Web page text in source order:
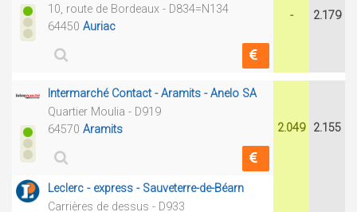
10, route de Bordeaux - D834=N134
64450 Auriac
- 2.179
Intermarché Contact - Aramits - Anelo SA
Quartier Moulia - D919
64570 Aramits 2.049 2.155
Leclerc - express - Sauveterre-de-Béarn
Carrières de dessus - D933